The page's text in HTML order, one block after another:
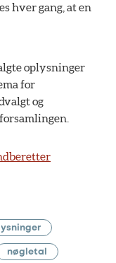
hver gang, at en
oplysninger
for
og
nøgletal